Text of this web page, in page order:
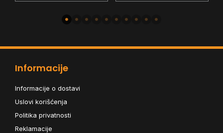
Informacije
Informacije o dostavi
Uslovi korišćenja
Politika privatnosti
Reklamacije